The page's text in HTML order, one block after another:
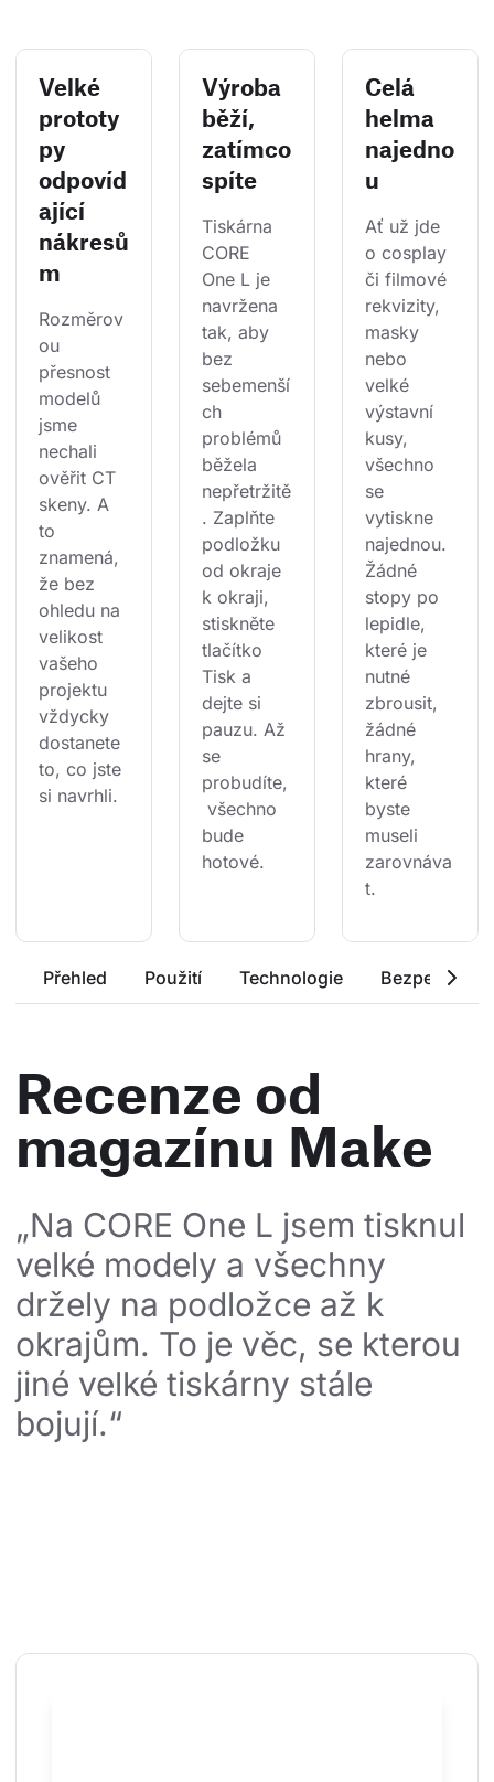
Přehled Použití Technologie Bezpečnost
Velké
prototy
py
odpovíd
ající
nákresů
m
Rozměrov
ou
přesnost
modelů
jsme
nechali
ověřit CT
skeny. A
to
znamená,
že bez
ohledu na
velikost
vašeho
projektu
vždycky
dostanete
to, co jste
si navrhli.
Výroba
běží,
zatímco
spíte
Tiskárna
CORE
One L je
navržena
tak, aby
bez
sebemenší
ch
problémů
běžela
nepřetržitě
. Zaplňte
podložku
od okraje
k okraji,
stiskněte
tlačítko
Tisk a
dejte si
pauzu. Až
se
probudíte,
všechno
bude
hotové.
Celá
helma
najedno
u
Ať už jde
o cosplay
či filmové
rekvizity,
masky
nebo
velké
výstavní
kusy,
všechno
se
vytiskne
najednou.
Žádné
stopy po
lepidle,
které je
nutné
zbrousit,
žádné
hrany,
které
byste
museli
zarovnáva
t.
Recenze od
magazínu Make
„Na CORE One L jsem tisknul
velké modely a všechny
držely na podložce až k
okrajům. To je věc, se kterou
jiné velké tiskárny stále
bojují.“